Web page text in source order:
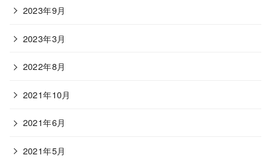
2023年9月
2023年3月
2022年8月
2021年10月
2021年6月
2021年5月